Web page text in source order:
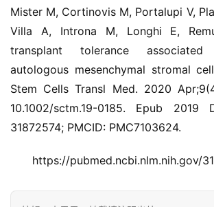
Mister M, Cortinovis M, Portalupi V,
Villa A, Introna M, Longhi E,
transplant tolerance
autologous mesenchymal stromal
Stem Cells Transl Med. 2020
10.1002/sctm.19-0185. Epub 2019
31872574; PMCID: PMC7103624.
https://pubmed.ncbi.nlm.nih.gov/